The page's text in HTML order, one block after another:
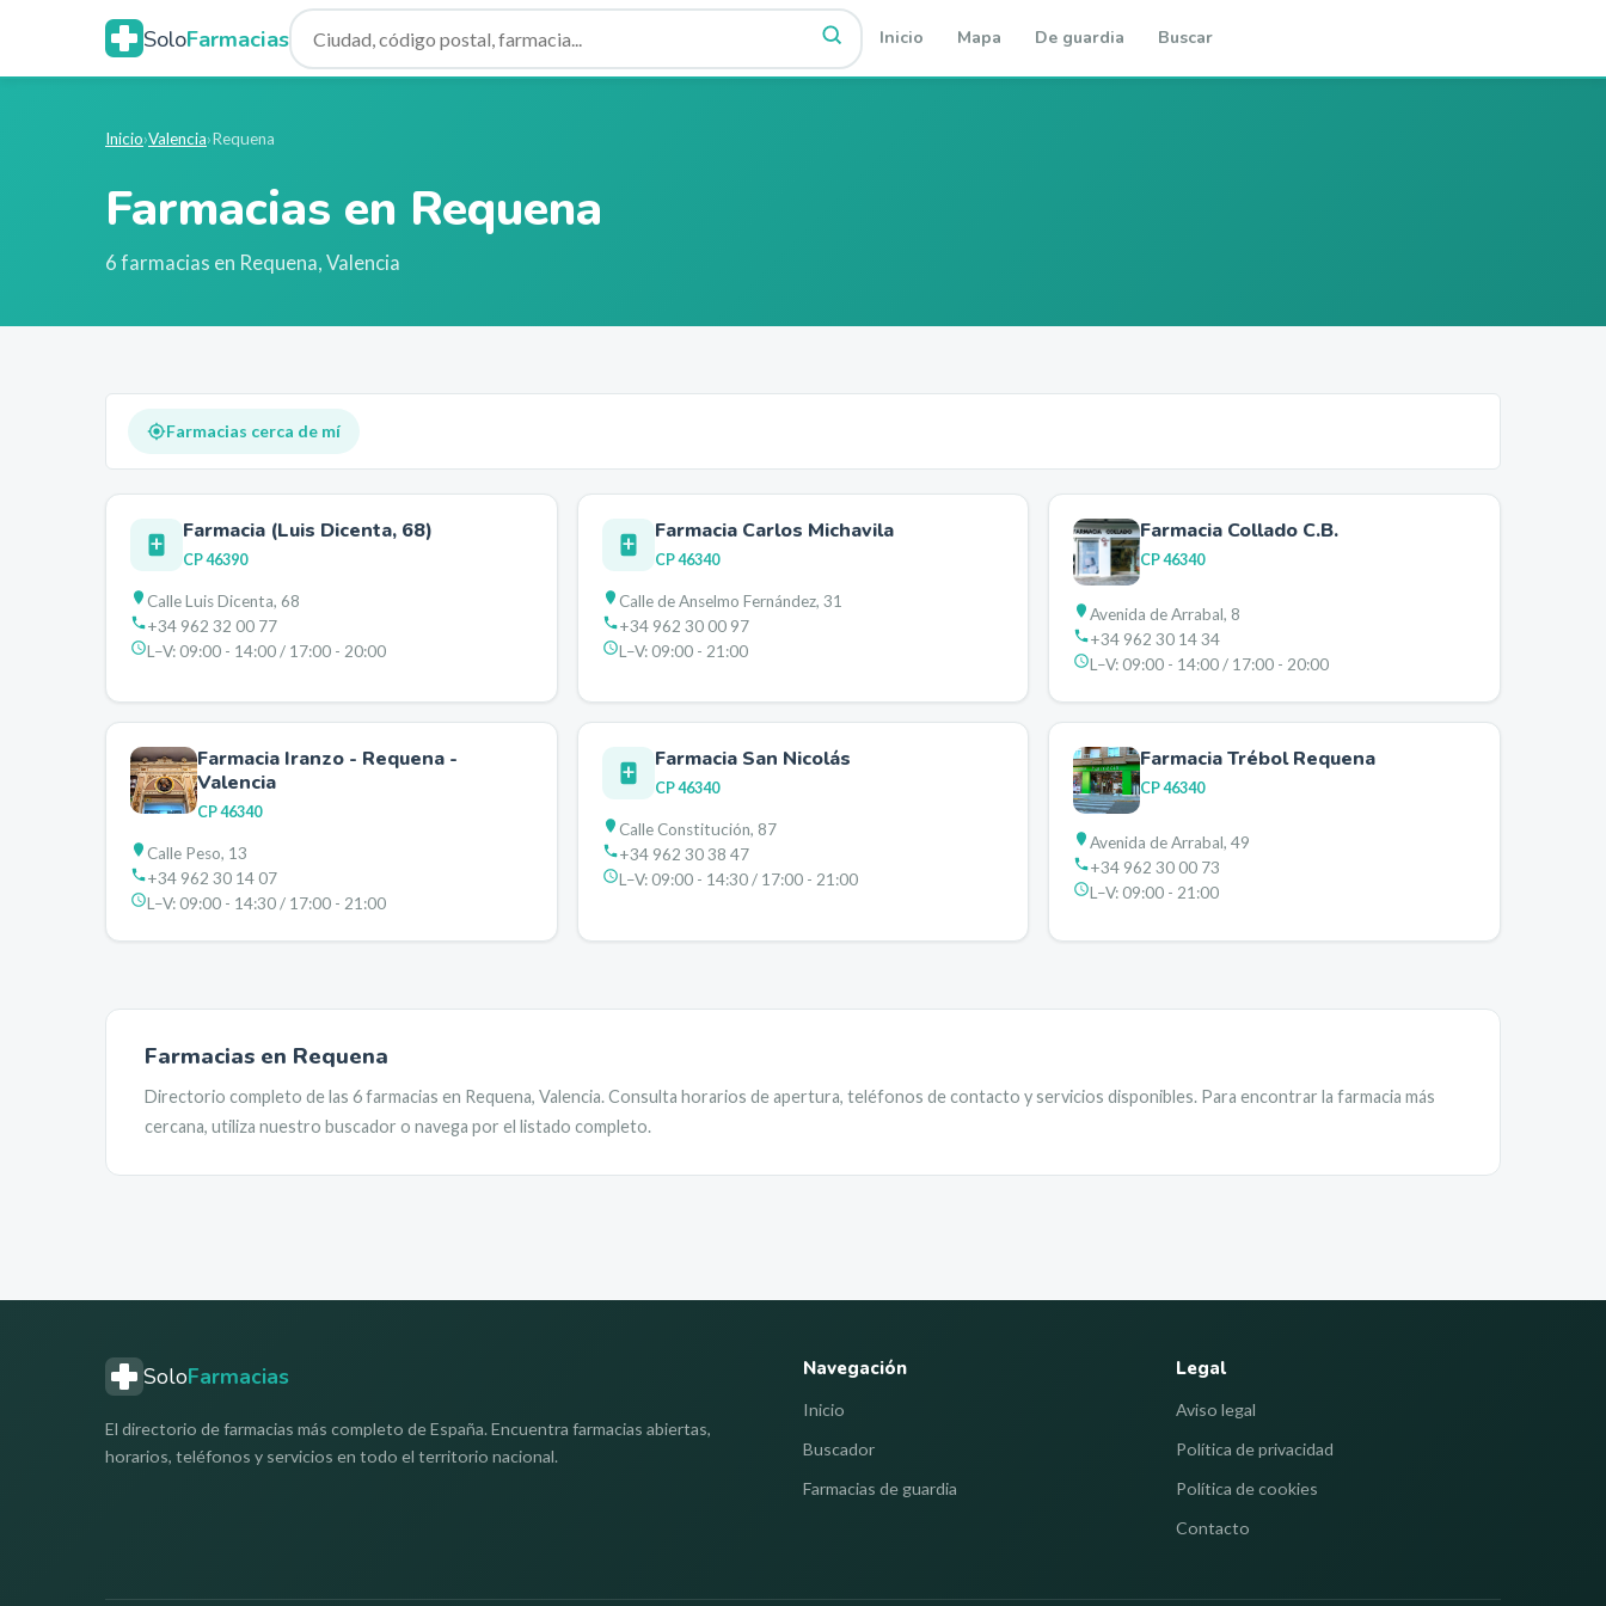
SoloFarmacias Inicio Mapa De guardia Buscar
Inicio›Valencia›Requena
Farmacias en Requena
6farmacias en Requena,Valencia
Farmacias cerca de mí
Farmacia (Luis Dicenta, 68)
CP46390
Calle Luis Dicenta, 68
+34 962 32 00 77
L–V:09:00 - 14:00 / 17:00 - 20:00
Farmacia Carlos Michavila
CP46340
Calle de Anselmo Fernández, 31
+34 962 30 00 97
L–V:09:00 - 21:00
Farmacia Collado C.B.
CP46340
Avenida de Arrabal, 8
+34 962 30 14 34
L–V:09:00 - 14:00 / 17:00 - 20:00
Farmacia Iranzo - Requena -
Valencia
CP46340
Calle Peso, 13
+34 962 30 14 07
L–V:09:00 - 14:30 / 17:00 - 21:00
Farmacia San Nicolás
CP46340
Calle Constitución, 87
+34 962 30 38 47
L–V:09:00 - 14:30 / 17:00 - 21:00
Farmacia Trébol Requena
CP46340
Avenida de Arrabal, 49
+34 962 30 00 73
L–V:09:00 - 21:00
Farmacias en Requena
Directorio completo de las 6farmacias en Requena, Valencia. Consulta horarios de apertura, teléfonos de contacto y servicios disponibles. Para encontrar la farmacia más
cercana, utiliza nuestro buscador o navega por el listado completo.
SoloFarmacias
El directorio de farmacias más completo de España. Encuentra farmacias abiertas,
horarios, teléfonos y servicios en todo el territorio nacional.
Navegación
Inicio
Buscador
Farmacias de guardia
Legal
Aviso legal
Política de privacidad
Política de cookies
Contacto